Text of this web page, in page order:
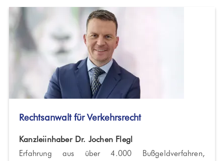
Rechtsanwalt für Verkehrsrecht
Kanzleiinhaber Dr. Jochen Flegl
Erfahrung aus über 4.000 Bußgeldverfahren,